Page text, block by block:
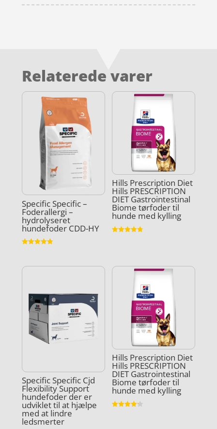
Relaterede varer
Specific Specific –
Foderallergi –
hydrolyseret
hundefoder CDD-HY
Hills Prescription Diet
Hills PRESCRIPTION
DIET Gastrointestinal
Biome tørfoder til
hunde med kylling
Specific Specific Cjd
Flexibility Support
hundefoder der er
udviklet til at hjælpe
med at lindre
ledsmerter
Hills Prescription Diet
Hills PRESCRIPTION
DIET Gastrointestinal
Biome tørfoder til
hunde med kylling